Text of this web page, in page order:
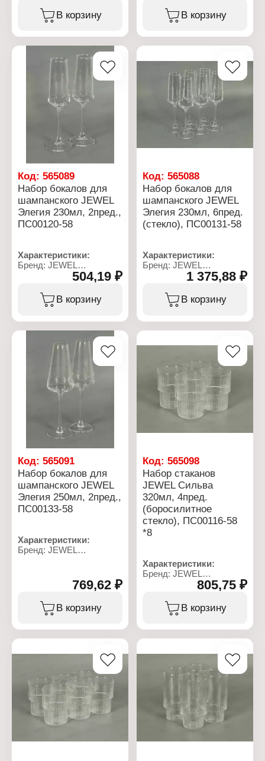
бокалов
Модель: "Элегия"
Количество, объем: 2 шт
х 210 мл
Материал: стекло
Цвет: прозрачный
Использование в
посудомоечной машине:
микроволновой печи: нет
В корзину
бокалов
Модель: "Элегия"
х 225 мл
Материал: стекло
Цвет: прозрачный
Использование в
посудомоечной машине:
Использование в
микроволновой печи: нет
В корзину
Код: 565089
Набор бокалов для
шампанского JEWEL
Элегия 230мл, 2пред.,
ПС00120-58
Характеристики:
Бренд: JEWEL
Артикул: ПС00120-58
бокалов
Модель: "Элегия"
Количество, объем: 2 шт
Материал: стекло
Цвет: прозрачный
Использование в
посудомоечной машине:
504,19 ₽
В корзину
Код:565088
Набор бокалов для
шампанского JEWEL
Элегия 230мл, 6пред.
(стекло), ПС00131-58
Характеристики:
Бренд: JEWEL
Артикул: ПС00131-58
бокалов
Модель: "Элегия"
х 230 мл
Цвет: прозрачный
Использование в
посудомоечной машине:
Использование в
микроволновой печи: нет
1 375,88 ₽
В корзину
Код: 565091
Набор бокалов для
шампанского JEWEL
Элегия 250мл, 2пред.,
ПС00133-58
Характеристики:
Бренд: JEWEL
Модель: "Элегия"
Назначение: для
шампанского
х 250 мл
Материал: стекло
посудомоечной машине:
Использование в
микроволновой печи: нет
769,62 ₽
В корзину
Код:565098
Набор стаканов
JEWEL Сильва
320мл, 4пред.
(боросилитное
стекло), ПС00116-58
*8
Характеристики:
Бренд: JEWEL
Артикул: ПС00116-58
стаканов
Модель: "Сильва"
боросиликатное стекло
Цвет: прозрачный
Использование в
посудомоечной машине:
Использование в
микроволновой печи: нет
805,75 ₽
В корзину